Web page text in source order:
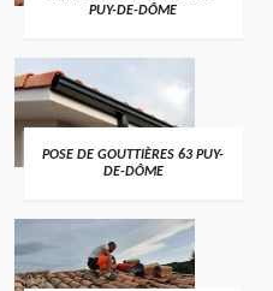
PUY-DE-DÔME
POSE DE GOUTTIÈRES 63 PUY-
DE-DÔME